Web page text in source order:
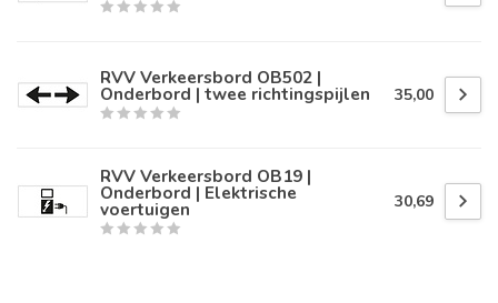
RVV Verkeersbord OB502 |
Onderbord | twee richtingspijlen 35,00
RVV Verkeersbord OB19 |
Onderbord | Elektrische
voertuigen 30,69